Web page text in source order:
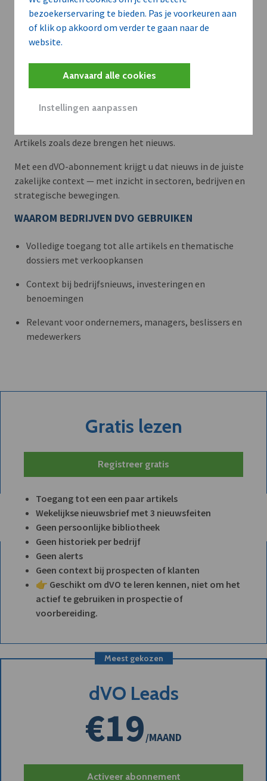
bezoekerservaring te bieden. Pas je voorkeuren aan
of klik op akkoord om verder te gaan naar de
website.
Aanvaard alle cookies
Instellingen aanpassen
Meer context. Dieper begrip.
Artikels zoals deze brengen het nieuws.
Met een dVO-abonnement krijgt u dat nieuws in de juiste
zakelijke context — met inzicht in sectoren, bedrijven en
strategische bewegingen.
WAAROM BEDRIJVEN DVO GEBRUIKEN
Volledige toegang tot alle artikels en thematische
dossiers met verkoopkansen
Context bij bedrijfsnieuws, investeringen en
benoemingen
Relevant voor ondernemers, managers, beslissers en
medewerkers
Gratis lezen
Registreer gratis
Toegang tot een een paar artikels
Wekelijkse nieuwsbrief met 3 nieuwsfeiten
Geen persoonlijke bibliotheek
Geen historiek per bedrijf
Geen alerts
Geen context bij prospecten of klanten
👉 Geschikt om dVO te leren kennen, niet om het
actief te gebruiken in prospectie of
voorbereiding.
Meest gekozen
dVO Leads
€19/MAAND
Activeer abonnement